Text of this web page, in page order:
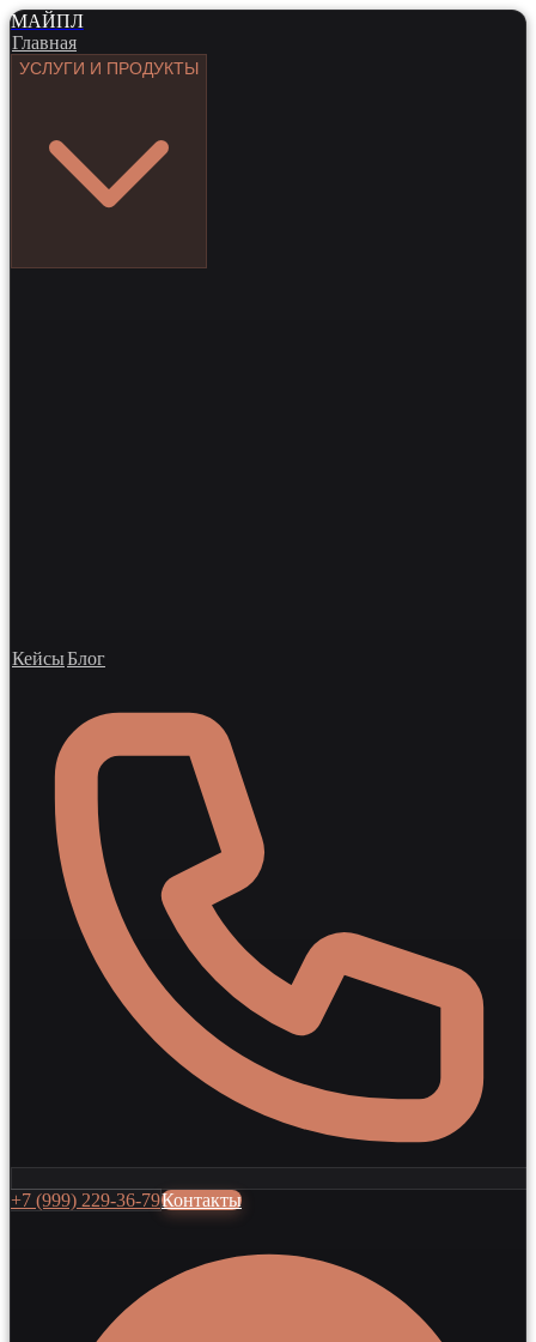
МАЙПЛ
Главная
УСЛУГИ И ПРОДУКТЫ
КейсыБлог
+7 (999) 229-36-79Контакты